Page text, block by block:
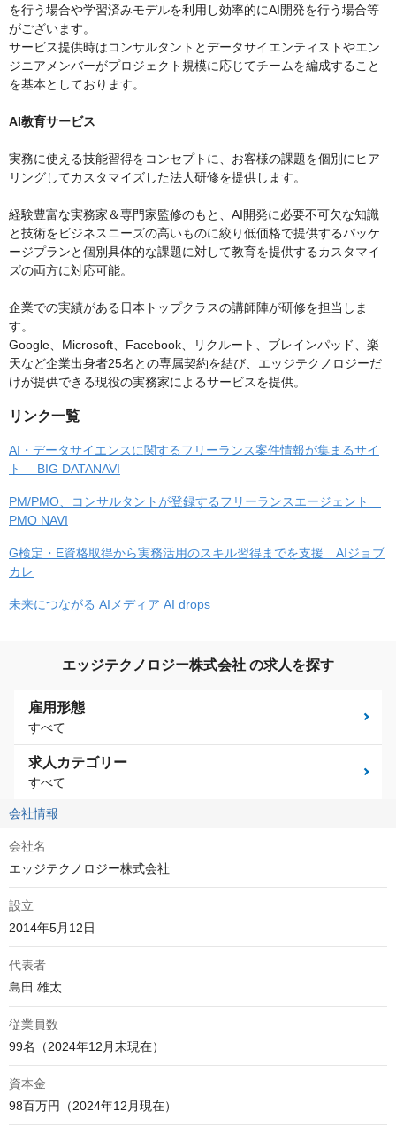
を行う場合や学習済みモデルを利用し効率的にAI開発を行う場合等
がございます。
サービス提供時はコンサルタントとデータサイエンティストやエン
ジニアメンバーがプロジェクト規模に応じてチームを編成すること
を基本としております。
AI教育サービス
実務に使える技能習得をコンセプトに、お客様の課題を個別にヒア
リングしてカスタマイズした法人研修を提供します。
経験豊富な実務家＆専門家監修のもと、AI開発に必要不可欠な知識
と技術をビジネスニーズの高いものに絞り低価格で提供するパッケ
ージプランと個別具体的な課題に対して教育を提供するカスタマイ
ズの両方に対応可能。
企業での実績がある日本トップクラスの講師陣が研修を担当しま
す。
Google、Microsoft、Facebook、リクルート、ブレインパッド、楽
天など企業出身者25名との専属契約を結び、エッジテクノロジーだ
けが提供できる現役の実務家によるサービスを提供。
リンク一覧
AI・データサイエンスに関するフリーランス案件情報が集まるサイ
ト BIG DATANAVI
PM/PMO、コンサルタントが登録するフリーランスエージェント
PMO NAVI
G検定・E資格取得から実務活用のスキル習得までを支援 AIジョブ
カレ
未来につながる AIメディア AI drops
エッジテクノロジー株式会社 の求人を探す
雇用形態
すべて
求人カテゴリー
すべて
会社情報
会社名
エッジテクノロジー株式会社
設立
2014年5月12日
代表者
島田 雄太
従業員数
99名（2024年12月末現在）
資本金
98百万円（2024年12月現在）